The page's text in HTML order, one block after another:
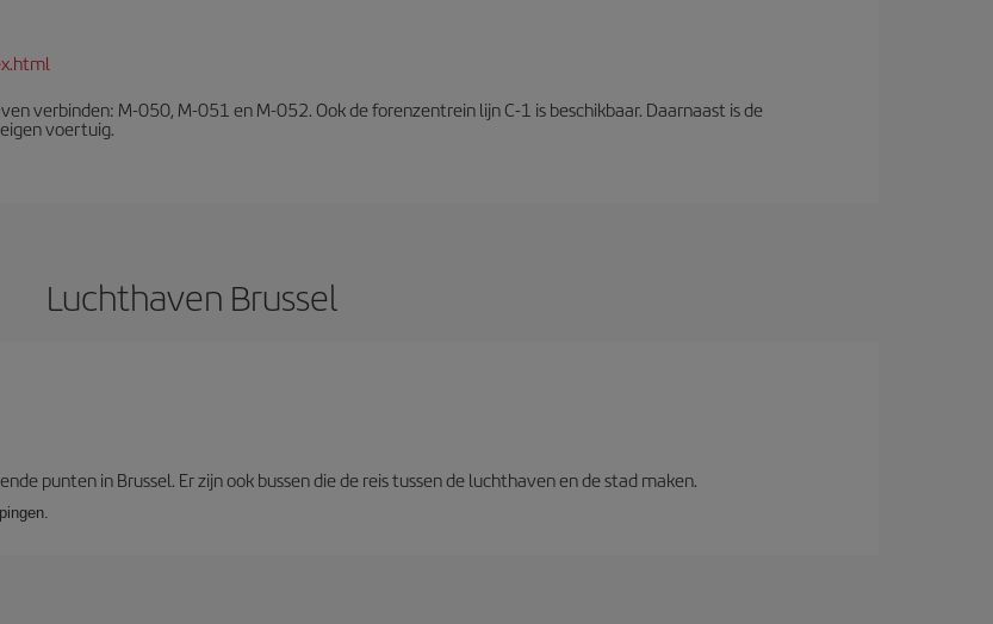
verbinden: M-050, M-051 en M-052. Ook de forenzentrein lijn C-1 is beschikbaar. Daarnaast is de
voertuig.
Luchthaven Brussel
punten in Brussel. Er zijn ook bussen die de reis tussen de luchthaven en de stad maken.